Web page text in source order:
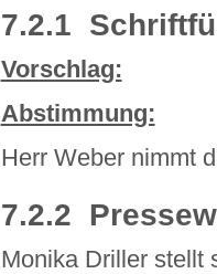
7.2.1
Vorschlag:
Abstimmung:
Herr Weber nimmt
7.2.2
Monika Driller stellt